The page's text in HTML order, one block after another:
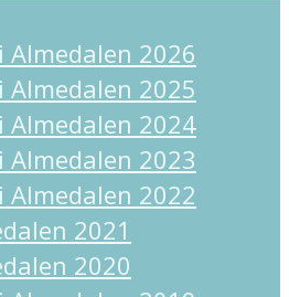
Almedalen 2026
Almedalen 2025
Almedalen 2024
Almedalen 2023
Almedalen 2022
2021
2020